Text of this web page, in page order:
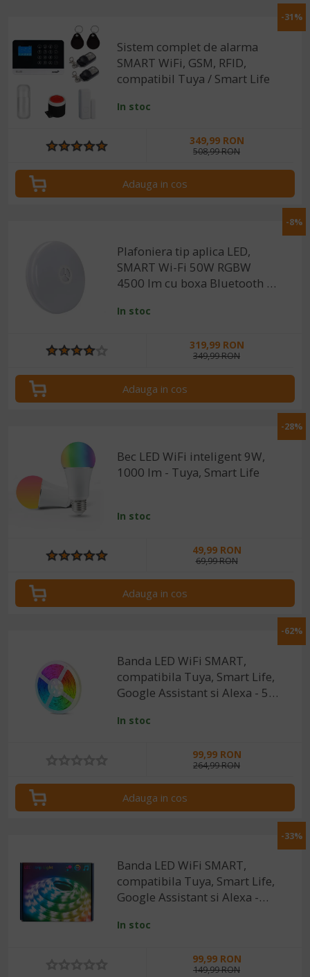
-31%
Sistem complet de alarma
SMART WiFi, GSM, RFID,
compatibil Tuya / Smart Life
In stoc
349,99 RON
508,99 RON
Adauga in cos
-8%
Plafoniera tip aplica LED,
SMART Wi-Fi 50W RGBW
4500 lm cu boxa Bluetooth -
Home
In stoc
319,99 RON
349,99 RON
Adauga in cos
-28%
Bec LED WiFi inteligent 9W,
1000 lm - Tuya, Smart Life
In stoc
49,99 RON
69,99 RON
Adauga in cos
-62%
Banda LED WiFi SMART,
compatibila Tuya, Smart Life,
Google Assistant si Alexa - 5V,
In stoc
99,99 RON
264,99 RON
Adauga in cos
-33%
Banda LED WiFi SMART,
compatibila Tuya, Smart Life,
Google Assistant si Alexa -
In stoc
99,99 RON
149,99 RON